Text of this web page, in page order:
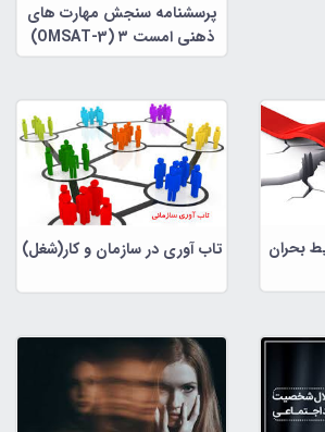
پرسشنامه سنجش مهارت های
ذهنی امست ۳ (OMSAT-3)
بحران تاب آوری در سازمان و کار(شغل)